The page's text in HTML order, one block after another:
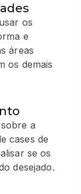
os
e
áreas
os demais
a
cases de
se os
desejado.